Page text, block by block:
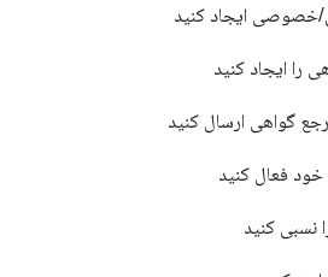
ایجاد کنید
ایجاد کنید